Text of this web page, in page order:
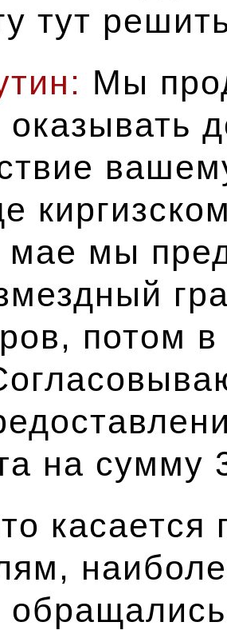
тут
Мы
мае мы
потом
на сумму